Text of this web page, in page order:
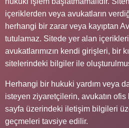
içeriklerden veya avukatların
herhangi bir zarar veya kayıptan
tutulamaz. Sitede yer alan
avukatlarımızın kendi girişleri, bir
sitelerindeki bilgiler ile
Herhangi bir hukuki yardım veya
isteyen ziyaretçilerin, avukatın ofis
sayfa üzerindeki iletişim bilgileri
geçmeleri tavsiye edilir.